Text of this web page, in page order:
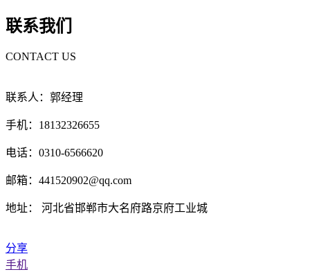
联系我们
CONTACT US
联系人：郭经理
手机：18132326655
电话：0310-6566620
邮箱：441520902@qq.com
地址： 河北省邯郸市大名府路京府工业城
分享
手机